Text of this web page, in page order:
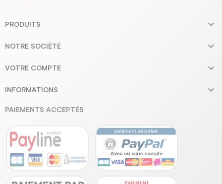
PRODUITS 
NOTRE SOCIÉTÉ 
VOTRE COMPTE 
INFORMATIONS 
PAIEMENTS ACCEPTÉS